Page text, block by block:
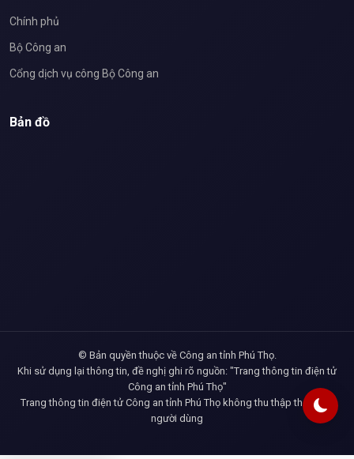
Chính phủ
Bộ Công an
Cổng dịch vụ công Bộ Công an
Bản đồ
© Bản quyền thuộc về Công an tỉnh Phú Thọ.
Khi sử dụng lại thông tin, đề nghị ghi rõ nguồn: "Trang thông tin điện tử
Công an tỉnh Phú Thọ"
Trang thông tin điện tử Công an tỉnh Phú Thọ không thu thập thông tin
người dùng